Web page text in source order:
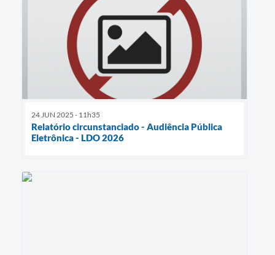
24 JUN 2025 - 11h35
Relatório circunstanciado - Audiência Pública
Eletrônica - LDO 2026